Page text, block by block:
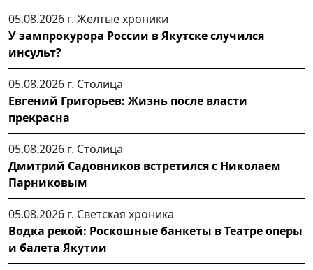
05.08.2026 г. Желтые хроники
У зампрокурора России в Якутске случился
инсульт?
05.08.2026 г. Столица
Евгений Григорьев: Жизнь после власти
прекрасна
05.08.2026 г. Столица
Дмитрий Садовников встретился с Николаем
Парниковым
05.08.2026 г. Светская хроника
Водка рекой: Роскошные банкеты в Театре оперы
и балета Якутии